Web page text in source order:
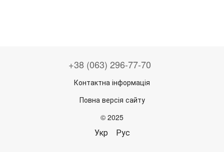
+38 (063) 296-77-70
Контактна інформація
Повна версія сайту
© 2025
Укр Рус